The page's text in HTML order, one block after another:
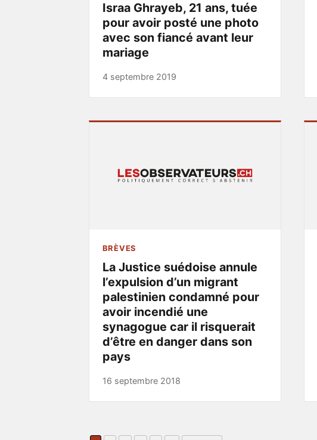
Israa Ghrayeb, 21 ans, tuée
pour avoir posté une photo
avec son fiancé avant leur
mariage
4 septembre 2019
BRÈVES
La Justice suédoise annule
l’expulsion d’un migrant
palestinien condamné pour
avoir incendié une
synagogue car il risquerait
d’être en danger dans son
pays
16 septembre 2018